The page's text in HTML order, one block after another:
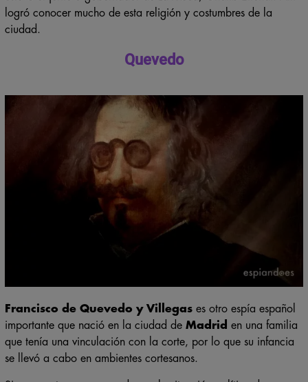
estuvo el jerife o gobernador de La Meca, Ghalib Effendi. Allí
logró conocer mucho de esta religión y costumbres de la
Quevedo
Francisco de Quevedo y Villegases otro espía español
importante que nació en la ciudad de Madriden una familia
que tenía una vinculación con la corte, por lo que su infancia